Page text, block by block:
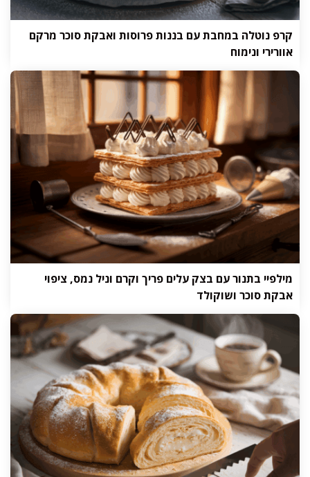
קרפ נוטלה במחבת עם בננות פרוסות ואבקת סוכר מרקם
אוורירי ונימוח
מילפיי בתנור עם בצק עלים פריך וקרם וניל נמס, ציפוי
אבקת סוכר ושוקולד